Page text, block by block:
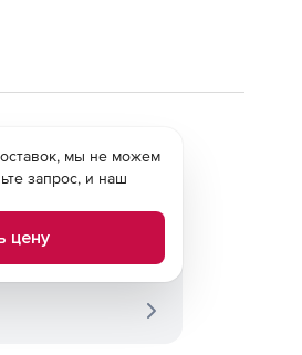
мы не можем
запрос, и наш
цену